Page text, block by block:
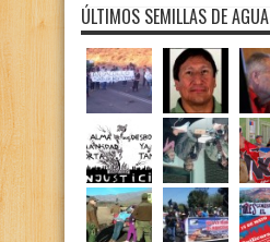
ÚLTIMOS SEMILLAS DE AGUA